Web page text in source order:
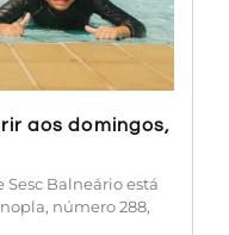
aos domingos,
Balneário está
número 288,